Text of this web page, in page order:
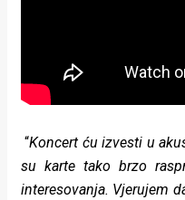
“Koncert ću izvesti u
su karte tako brzo
interesovanja. Vjerujem